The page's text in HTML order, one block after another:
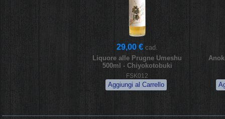
29,00 € cad.
Liquore alle Prugne Umeshu
500ml - Chiyokotobuki
FSK012